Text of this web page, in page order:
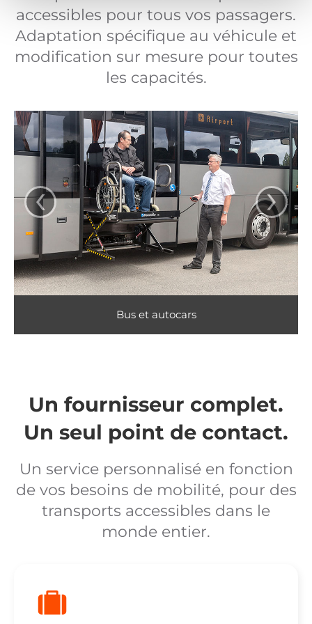
accessibles pour tous vos passagers.
Adaptation spécifique au véhicule et
modification sur mesure pour toutes
les capacités.
Bus et autocars
‹ ›
Un fournisseur complet.
Un seul point de contact.
Un service personnalisé en fonction
de vos besoins de mobilité, pour des
transports accessibles dans le
monde entier.